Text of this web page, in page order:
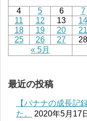
« 5月
4
5 6 7
11
12 13 14
18
19 20 21
25
26 27 28
最近の投稿
【バナナの成長記
た。
2020年5月17